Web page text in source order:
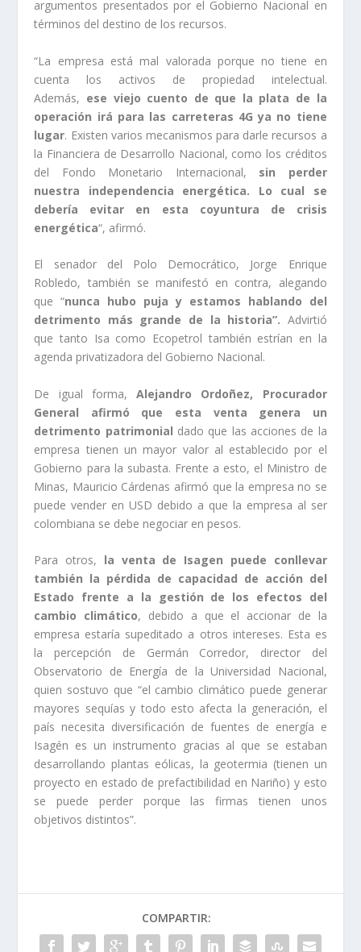
argumentos presentados por el Gobierno Nacional en
términos del destino de los recursos.
“La empresa está mal valorada porque no tiene en
cuenta los activos de propiedad intelectual.
Además, ese viejo cuento de que la plata de la
operación irá para las carreteras 4G ya no tiene
lugar. Existen varios mecanismos para darle recursos a
la Financiera de Desarrollo Nacional, como los créditos
del Fondo Monetario Internacional, sin perder
nuestra independencia energética. Lo cual se
debería evitar en esta coyuntura de crisis
energética“, afirmó.
El senador del Polo Democrático, Jorge Enrique
Robledo, también se manifestó en contra, alegando
que “nunca hubo puja y estamos hablando del
detrimento más grande de la historia”. Advirtió
que tanto Isa como Ecopetrol también estrían en la
agenda privatizadora del Gobierno Nacional.
De igual forma,Alejandro Ordoñez, Procurador
General afirmó que esta venta genera un
detrimento patrimonial dado que las acciones de la
empresa tienen un mayor valor al establecido por el
Gobierno para la subasta. Frente a esto, el Ministro de
Minas, Mauricio Cárdenas afirmó que la empresa no se
puede vender en USD debido a que la empresa al ser
colombiana se debe negociar en pesos.
Para otros, la venta de Isagen puede conllevar
también la pérdida de capacidad de acción del
Estado frente a la gestión de los efectos del
cambio climático, debido a que el accionar de la
empresa estaría supeditado a otros intereses. Esta es
la percepción de Germán Corredor, director del
Observatorio de Energía de la Universidad Nacional,
quien sostuvo que “el cambio climático puede generar
mayores sequías y todo esto afecta la generación, el
país necesita diversificación de fuentes de energía e
Isagén es un instrumento gracias al que se estaban
desarrollando plantas eólicas, la geotermia (tienen un
proyecto en estado de prefactibilidad en Nariño) y esto
se puede perder porque las firmas tienen unos
objetivos distintos”.
COMPARTIR: